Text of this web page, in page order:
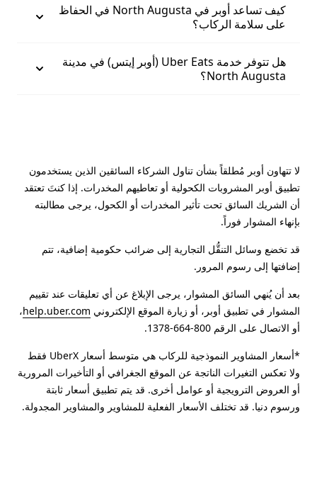
كيف تساعد أوبر في North Augusta في الحفاظ
على سلامة الركاب؟
هل تتوفر خدمة Uber Eats (أوبر إيتس) في مدينة
North Augusta؟
لا تتهاون أوبر مُطلقاً بشأن تناول الشركاء السائقين الذين يستخدمون
تطبيق أوبر المشروبات الكحولية أو تعاطيهم المخدرات. إذا كنتَ تعتقد
أن الشريك السائق تحت تأثير المخدرات أو الكحول، يرجى مطالبته
بإنهاء المشوار فوراً.
قد تخضع وسائل التنقُّل التجارية إلى ضرائب حكومية إضافية، تتم
إضافتها إلى رسوم المرور.
بعد أن يُنهي السائق المشوار، يرجى الإبلاغ عن أي تعليقات عند تقييم
المشوار في تطبيق أوبر، أو زيارة الموقع الإلكتروني help.uber.com،
أو الاتصال على الرقم 800-664-1378.
*أسعار المشاوير النموذجية للركاب هي متوسط أسعار UberX فقط
ولا تعكس التغيرات الناتجة عن الموقع الجغرافي أو التأخيرات المرورية
أو العروض الترويجية أو عوامل أخرى. قد يتم تطبيق أسعار ثابتة
ورسوم دنيا. قد تختلف الأسعار الفعلية للمشاوير والمشاوير المجدولة.